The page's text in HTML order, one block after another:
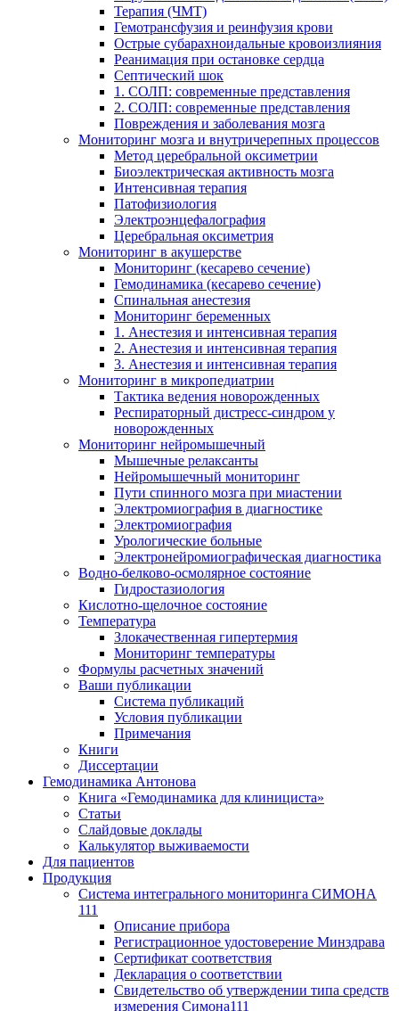
Терапия (ЧМТ)
Гемотрансфузия и реинфузия крови
Острые субарахноидальные кровоизлияния
Реанимация при остановке сердца
Септический шок
1. СОЛП: современные представления
2. СОЛП: современные представления
Повреждения и заболевания мозга
Мониторинг мозга и внутричерепных процессов
Метод церебральной оксиметрии
Биоэлектрическая активность мозга
Интенсивная терапия
Патофизиология
Электроэнцефалография
Церебральная оксиметрия
Мониторинг в акушерстве
Мониторинг (кесарево сечение)
Гемодинамика (кесарево сечение)
Спинальная анестезия
Мониторинг беременных
1. Анестезия и интенсивная терапия
2. Анестезия и интенсивная терапия
3. Анестезия и интенсивная терапия
Мониторинг в микропедиатрии
Тактика ведения новорожденных
Респираторный дистресс-синдром у
новорожденных
Мониторинг нейромышечный
Мышечные релаксанты
Нейромышечный мониторинг
Пути спинного мозга при миастении
Электромиография в диагностике
Электромиография
Урологические больные
Электронейромиографическая диагностика
Водно-белково-осмолярное состояние
Гидростазиология
Кислотно-щелочное состояние
Температура
Злокачественная гипертермия
Мониторинг температуры
Формулы расчетных значений
Ваши публикации
Система публикаций
Условия публикации
Примечания
Книги
Диссертации
Гемодинамика Антонова
Книга «Гемодинамика для клинициста»
Статьи
Слайдовые доклады
Калькулятор выживаемости
Для пациентов
Продукция
Система интегрального мониторинга СИМОНА
111
Описание прибора
Регистрационное удостоверение Минздрава
Сертификат соответствия
Декларация о соответствии
Свидетельство об утверждении типа средств
измерения Симона111